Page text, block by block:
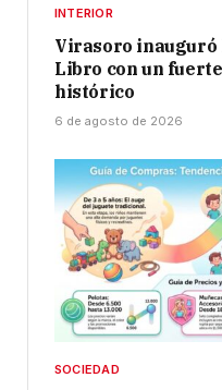
INTERIOR
Virasoro inauguró
Libro con un
histórico
6 de agosto de 2026
SOCIEDAD